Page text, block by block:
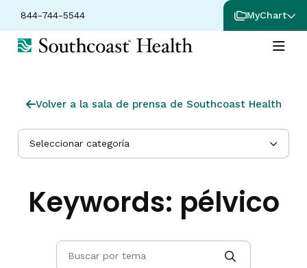
844-744-5544 MyChart
Volver a la sala de prensa de Southcoast Health
Seleccionar categoría
Keywords: pélvico